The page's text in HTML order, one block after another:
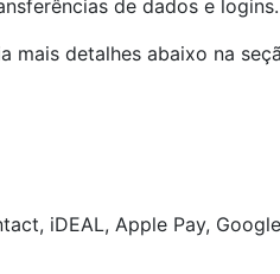
de dados e logins.
mais detalhes abaixo na
iDEAL, Apple Pay, Google